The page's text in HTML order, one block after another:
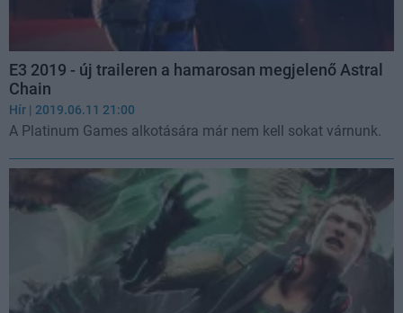
E3 2019 - új traileren a hamarosan megjelenő Astral
Chain
Hír | 2019.06.11 21:00
A Platinum Games alkotására már nem kell sokat várnunk.